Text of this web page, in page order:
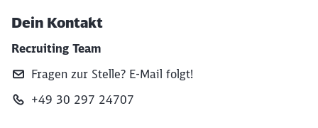
Dein Kontakt
Recruiting Team
Fragen zur Stelle? E‑Mail folgt!
+49 30 297 24707